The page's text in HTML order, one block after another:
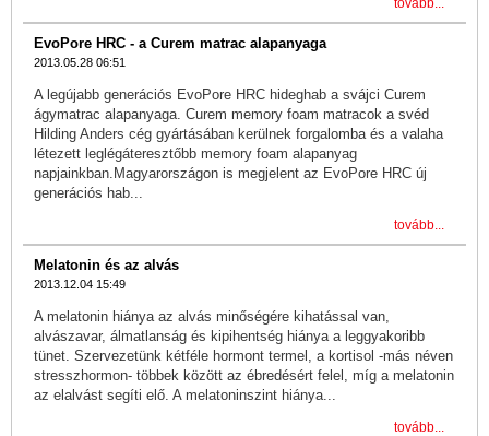
EvoPore HRC - a Curem matrac alapanyaga
2013.05.28 06:51
A legújabb generációs EvoPore HRC hideghab a svájci Curem
ágymatrac alapanyaga. Curem memory foam matracok a svéd
Hilding Anders cég gyártásában kerülnek forgalomba és a valaha
létezett leglégáteresztőbb memory foam alapanyag
napjainkban.Magyarországon is megjelent az EvoPore HRC új
generációs hab...
tovább...
Melatonin és az alvás
2013.12.04 15:49
A melatonin hiánya az alvás minőségére kihatással van,
alvászavar, álmatlanság és kipihentség hiánya a leggyakoribb
tünet. Szervezetünk kétféle hormont termel, a kortisol -más néven
stresszhormon- többek között az ébredésért felel, míg a melatonin
az elalvást segíti elő. A melatoninszint hiánya...
tovább...